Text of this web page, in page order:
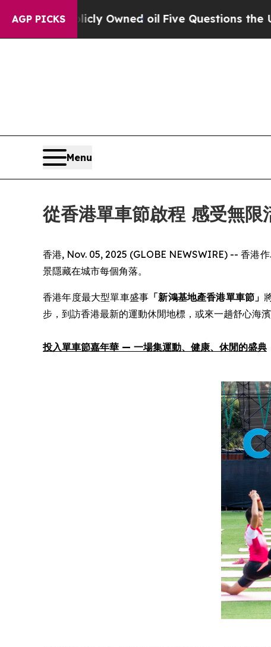
AGP PICKS
oilFive Questions the US Government
Menu
從香港單車節啟程 感受無
香港, Nov. 05, 2025 (GLOBE NEWSWIRE) -- 香港
景隱藏在城市每個角落。
香港年度最大型單車盛事 「新鴻基地產香港單車節 」
步，到訪香港最新的運動休閒地標，或來一趟舒心海
投入單車節嘉年華 — 一場集運動、健康、休閒的盛典